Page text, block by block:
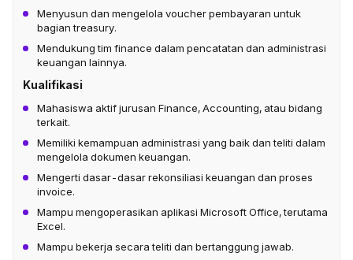
Menyusun dan mengelola voucher pembayaran untuk
bagian treasury.
Mendukung tim finance dalam pencatatan dan administrasi
keuangan lainnya.
Kualifikasi
Mahasiswa aktif jurusan Finance, Accounting, atau bidang
terkait.
Memiliki kemampuan administrasi yang baik dan teliti dalam
mengelola dokumen keuangan.
Mengerti dasar-dasar rekonsiliasi keuangan dan proses
invoice.
Mampu mengoperasikan aplikasi Microsoft Office, terutama
Excel.
Mampu bekerja secara teliti dan bertanggung jawab.